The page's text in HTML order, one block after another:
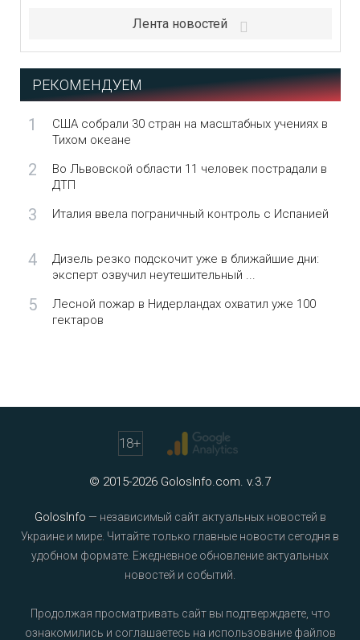
Лента новостей
РЕКОМЕНДУЕМ
1
США собрали 30 стран на масштабных учениях в
Тихом океане
2
Во Львовской области 11 человек пострадали в
ДТП
3 Италия ввела пограничный контроль с Испанией
4
Дизель резко подскочит уже в ближайшие дни:
эксперт озвучил неутешительный ...
5
Лесной пожар в Нидерландах охватил уже 100
гектаров
18+
© 2015-2026 GolosInfo.com. v.3.7
GolosInfo — независимый сайт актуальных новостей в
Украине и мире. Читайте только главные новости сегодня в
удобном формате. Ежедневное обновление актуальных
новостей и событий.
Продолжая просматривать сайт вы подтверждаете, что
ознакомились и соглашаетесь на использование файлов